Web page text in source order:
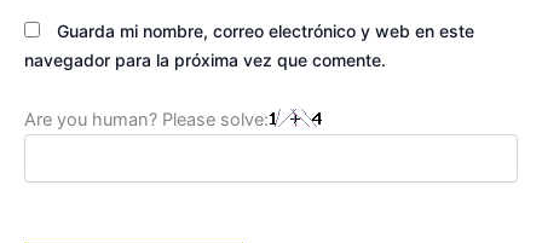
Guarda mi nombre, correo electrónico y web en este
navegador para la próxima vez que comente.
Are you human? Please solve: